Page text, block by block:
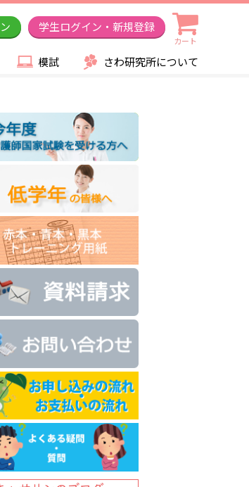
学生ログイン・新規登録
カート
模試 さわ研究所について